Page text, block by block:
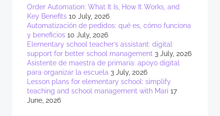
Order Automation: What It Is, How It Works, and
Key Benefits 10 July, 2026
Automatización de pedidos: qué es, cómo funciona
y beneficios 10 July, 2026
Elementary school teacher’s assistant: digital
support for better school management 3 July, 2026
Asistente de maestra de primaria: apoyo digital
para organizar la escuela 3 July, 2026
Lesson plans for elementary school: simplify
teaching and school management with Mari 17
June, 2026